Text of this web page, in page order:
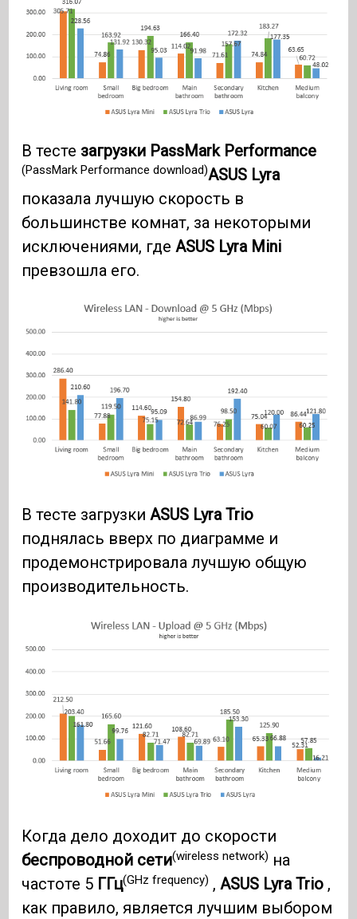
В тесте загрузки PassMark Performance
(PassMark Performance download)ASUS Lyra
показала лучшую скорость в
большинстве комнат, за некоторыми
исключениями, гдеASUS Lyra Mini
превзошла его.
В тесте загрузкиASUS Lyra Trio
поднялась вверх по диаграмме и
продемонстрировала лучшую общую
производительность.
Когда дело доходит до скорости
беспроводной сети(wireless network) на
частоте 5 ГГц(GHz frequency) ,ASUS Lyra Trio ,
как правило, является лучшим выбором